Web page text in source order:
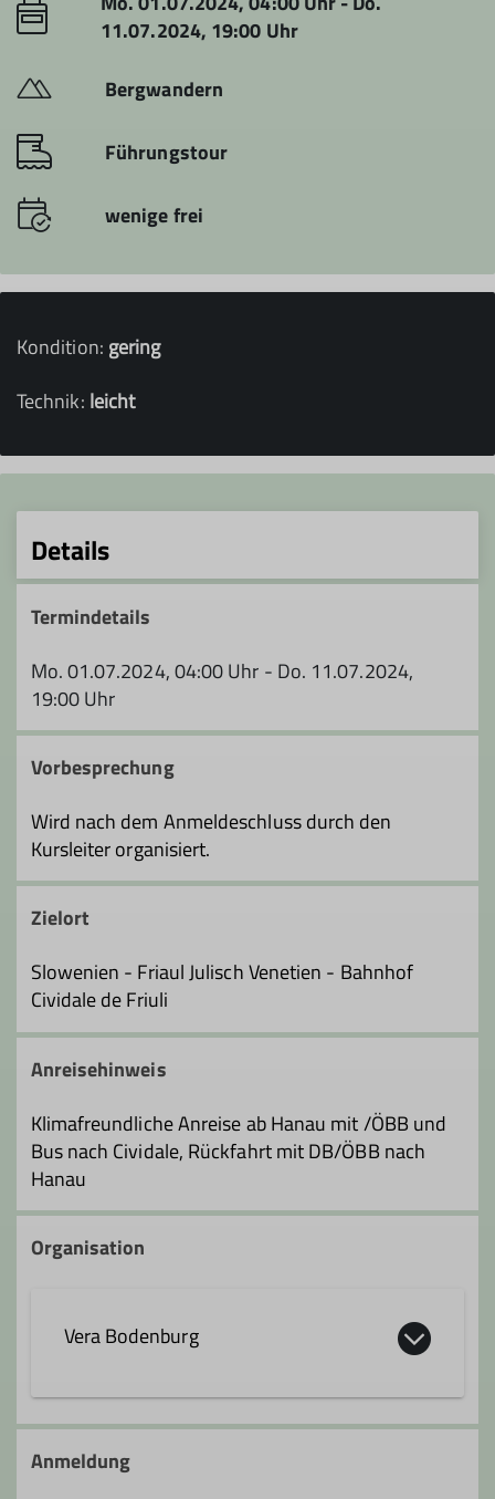
11.07.2024, 19:00 Uhr
Bergwandern
Führungstour
wenige frei
Kondition: gering
Technik: leicht
Details
Termindetails
Mo. 01.07.2024, 04:00 Uhr - Do. 11.07.2024,
19:00 Uhr
Vorbesprechung
Wird nach dem Anmeldeschluss durch den
Kursleiter organisiert.
Zielort
Slowenien - Friaul Julisch Venetien - Bahnhof
Cividale de Friuli
Anreisehinweis
Klimafreundliche Anreise ab Hanau mit /ÖBB und
Bus nach Cividale, Rückfahrt mit DB/ÖBB nach
Hanau
Organisation
Vera Bodenburg
vera.bodenburg@dav-hanau.de
Anmeldung